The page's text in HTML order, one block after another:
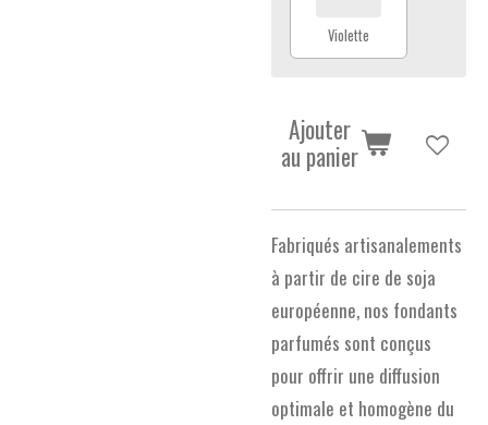
Violette
Ajouter
au panier
Fabriqués artisanalements
à partir de cire de soja
européenne, nos fondants
parfumés sont conçus
pour offrir une diffusion
optimale et homogène du